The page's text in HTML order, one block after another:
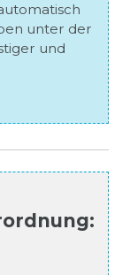
unter der
und
: